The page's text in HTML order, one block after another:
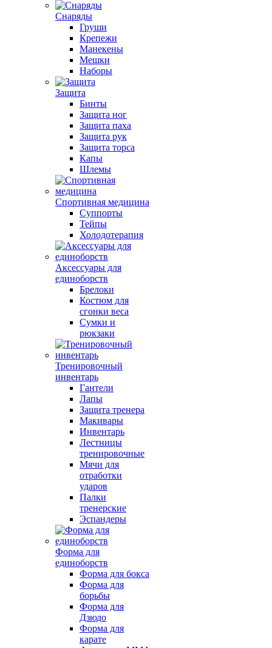
Снаряды
Груши
Крепежи
Манекены
Мешки
Наборы
Защита
Бинты
Защита ног
Защита паха
Защита рук
Защита торса
Капы
Шлемы
Спортивная медицина
Суппорты
Тейпы
Холодотерапия
Аксессуары для
единоборств
Брелоки
Костюм для
сгонки веса
Сумки и
рюкзаки
Тренировочный
инвентарь
Гантели
Лапы
Защита тренера
Макивары
Инвентарь
Лестницы
тренировочные
Мячи для
отработки
ударов
Палки
тренерские
Эспандеры
Форма для
единоборств
Форма для бокса
Форма для
борьбы
Форма для
Дзюдо
Форма для
карате